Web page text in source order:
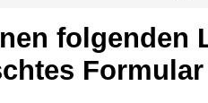
folgenden